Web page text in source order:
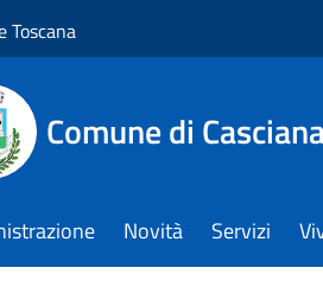
Toscana
Comune di
Novità Servizi